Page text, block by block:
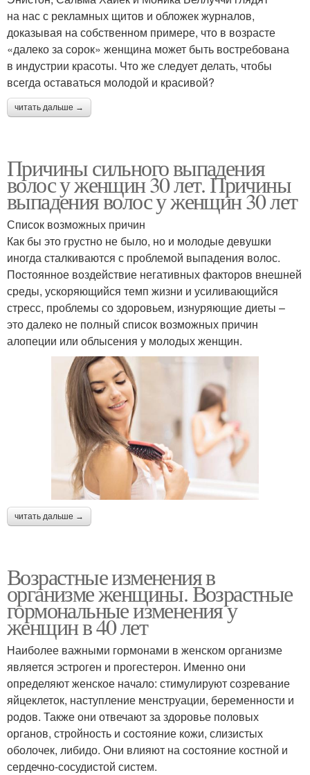
на нас с рекламных щитов и обложек журналов,
доказывая на собственном примере, что в возрасте
«далеко за сорок» женщина может быть востребована
в индустрии красоты. Что же следует делать, чтобы
всегда оставаться молодой и красивой?
читать дальше →
Причины сильного выпадения
волос у женщин 30 лет. Причины
выпадения волос у женщин 30 лет
Список возможных причин
Как бы это грустно не было, но и молодые девушки
иногда сталкиваются с проблемой выпадения волос.
Постоянное воздействие негативных факторов внешней
среды, ускоряющийся темп жизни и усиливающийся
стресс, проблемы со здоровьем, изнуряющие диеты –
это далеко не полный список возможных причин
алопеции или облысения у молодых женщин.
читать дальше →
Возрастные изменения в
организме женщины. Возрастные
гормональные изменения у
женщин в 40 лет
Наиболее важными гормонами в женском организме
является эстроген и прогестерон. Именно они
определяют женское начало: стимулируют созревание
яйцеклеток, наступление менструации, беременности и
родов. Также они отвечают за здоровье половых
органов, стройность и состояние кожи, слизистых
оболочек, либидо. Они влияют на состояние костной и
сердечно-сосудистой систем.